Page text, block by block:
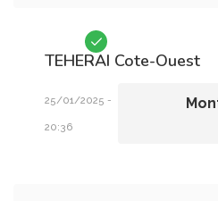
TEHERAI Cote-Ouest
25/01/2025 -
20:36